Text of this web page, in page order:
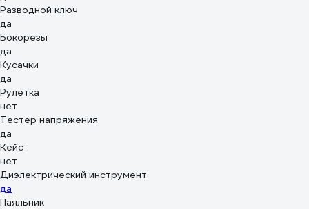
Разводной ключ
да
Бокорезы
да
Кусачки
да
Рулетка
нет
Тестер напряжения
да
Кейс
нет
Диэлектрический инструмент
да
Паяльник